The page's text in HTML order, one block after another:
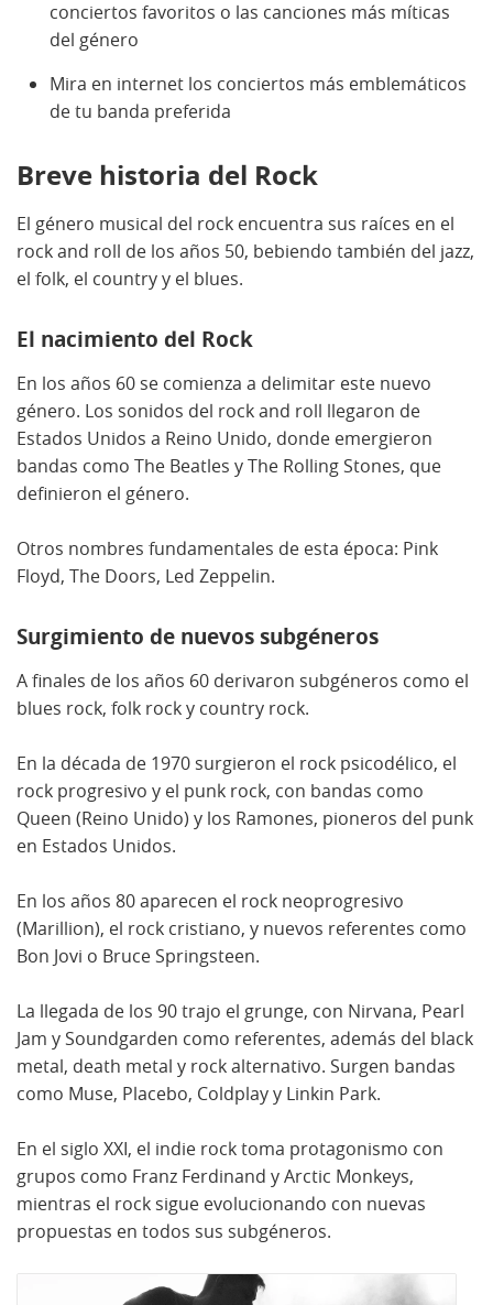
conciertos favoritos o las canciones más míticas
del género
Mira en internet los conciertos más emblemáticos
de tu banda preferida
Breve historia del Rock
El género musical del rock encuentra sus raíces en el
rock and roll de los años 50, bebiendo también del jazz,
el folk, el country y el blues.
El nacimiento del Rock
En los años 60 se comienza a delimitar este nuevo
género. Los sonidos del rock and roll llegaron de
Estados Unidos a Reino Unido, donde emergieron
bandas como The Beatles y The Rolling Stones, que
definieron el género.
Otros nombres fundamentales de esta época: Pink
Floyd, The Doors, Led Zeppelin.
Surgimiento de nuevos subgéneros
A finales de los años 60 derivaron subgéneros como el
blues rock, folk rock y country rock.
En la década de 1970 surgieron el rock psicodélico, el
rock progresivo y el punk rock, con bandas como
Queen (Reino Unido) y los Ramones, pioneros del punk
en Estados Unidos.
En los años 80 aparecen el rock neoprogresivo
(Marillion), el rock cristiano, y nuevos referentes como
Bon Jovi o Bruce Springsteen.
La llegada de los 90 trajo el grunge, con Nirvana, Pearl
Jam y Soundgarden como referentes, además del black
metal, death metal y rock alternativo. Surgen bandas
como Muse, Placebo, Coldplay y Linkin Park.
En el siglo XXI, el indie rock toma protagonismo con
grupos como Franz Ferdinand y Arctic Monkeys,
mientras el rock sigue evolucionando con nuevas
propuestas en todos sus subgéneros.